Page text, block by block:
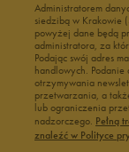
Administratorem
siedzibą w Krakowie
powyżej dane będą
administratora, za
Podając swój adres
handlowych.
otrzymywania
przetwarzania, a
lub ograniczenia
nadzorczego. Pełną
znaleźć w Polityce